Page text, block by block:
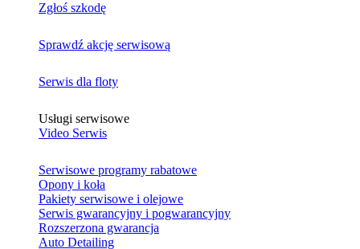
Zgłoś szkodę
Sprawdź akcję serwisową
Serwis dla floty
Usługi serwisowe
Video Serwis
Serwisowe programy rabatowe
Opony i koła
Pakiety serwisowe i olejowe
Serwis gwarancyjny i pogwarancyjny
Rozszerzona gwarancja
Auto Detailing